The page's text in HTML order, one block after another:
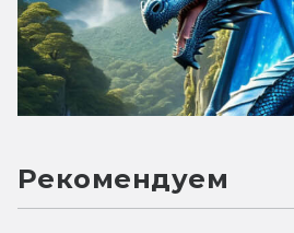
Рекомендуем